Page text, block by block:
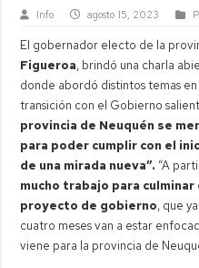
Info agosto 15, 2023
El gobernador electo de la
Figueroa, brindó una charla
donde abordó distintos temas
transición con el Gobierno
provincia de Neuquén se
para poder cumplir con el
de una mirada nueva”. “A
mucho trabajo para
proyecto de gobierno, que
cuatro meses van a estar
viene para la provincia de